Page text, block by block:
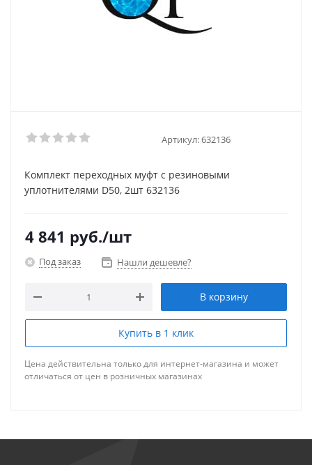
Артикул:632136
Комплект переходных муфт с резиновыми
уплотнителями D50, 2шт 632136
4 841 руб./шт
Под заказ Нашли дешевле?
В корзину
Купить в 1 клик
Цена действительна только для интернет-магазина и может
отличаться от цен в розничных магазинах